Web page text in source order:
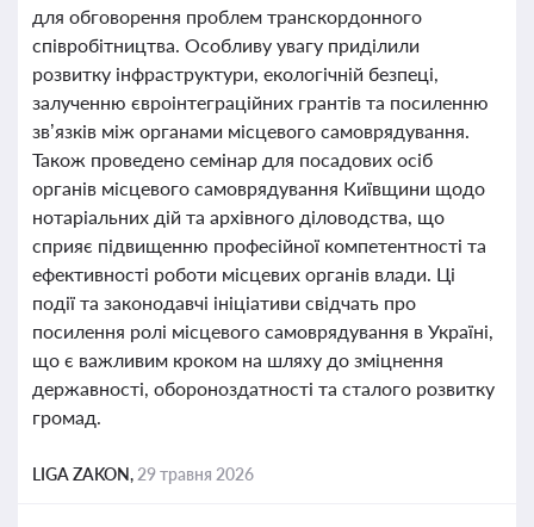
для обговорення проблем транскордонного
співробітництва. Особливу увагу приділили
розвитку інфраструктури, екологічній безпеці,
залученню євроінтеграційних грантів та посиленню
зв’язків між органами місцевого самоврядування.
Також проведено семінар для посадових осіб
органів місцевого самоврядування Київщини щодо
нотаріальних дій та архівного діловодства, що
сприяє підвищенню професійної компетентності та
ефективності роботи місцевих органів влади. Ці
події та законодавчі ініціативи свідчать про
посилення ролі місцевого самоврядування в Україні,
що є важливим кроком на шляху до зміцнення
державності, обороноздатності та сталого розвитку
громад.
LIGA ZAKON, 29 травня 2026